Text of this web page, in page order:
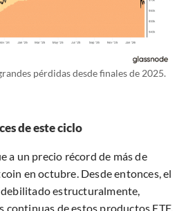
pérdidas desde finales de 2025.
de este ciclo
a un precio récord de más de
en octubre. Desde entonces, el
debilitado estructuralmente,
continuas de estos productos ETF.